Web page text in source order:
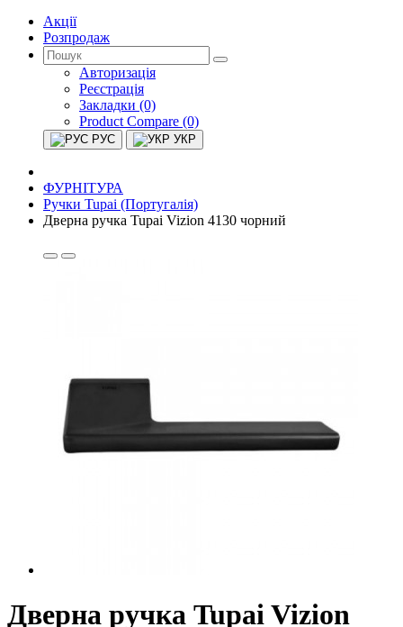
Акції
Розпродаж
Авторизація
Реєстрація
Закладки (0)
Product Compare (0)
РУС УКР
ФУРНІТУРА
Ручки Tupai (Португалія)
Дверна ручка Tupai Vizion 4130 чорний
Дверна ручка Tupai Vizion